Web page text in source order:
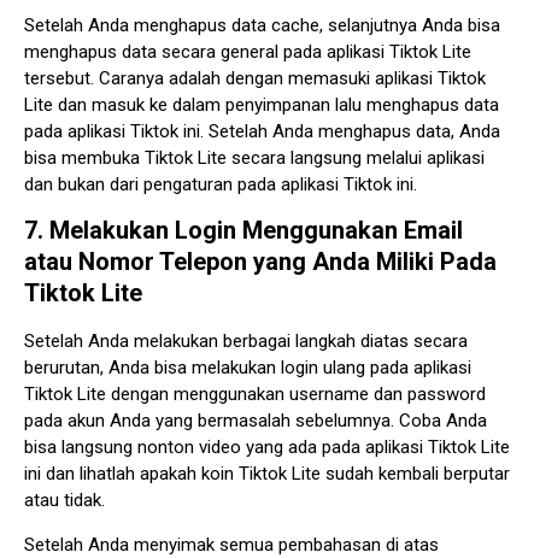
Setelah Anda menghapus data cache, selanjutnya Anda bisa
menghapus data secara general pada aplikasi Tiktok Lite
tersebut. Caranya adalah dengan memasuki aplikasi Tiktok
Lite dan masuk ke dalam penyimpanan lalu menghapus data
pada aplikasi Tiktok ini. Setelah Anda menghapus data, Anda
bisa membuka Tiktok Lite secara langsung melalui aplikasi
dan bukan dari pengaturan pada aplikasi Tiktok ini.
7. Melakukan Login Menggunakan Email
atau Nomor Telepon yang Anda Miliki Pada
Tiktok Lite
Setelah Anda melakukan berbagai langkah diatas secara
berurutan, Anda bisa melakukan login ulang pada aplikasi
Tiktok Lite dengan menggunakan username dan password
pada akun Anda yang bermasalah sebelumnya. Coba Anda
bisa langsung nonton video yang ada pada aplikasi Tiktok Lite
ini dan lihatlah apakah koin Tiktok Lite sudah kembali berputar
atau tidak.
Setelah Anda menyimak semua pembahasan di atas